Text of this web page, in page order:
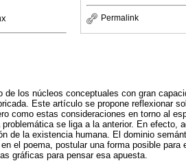
Permalink
los núcleos conceptuales con gran
Este artículo se propone reflexionar
como estas consideraciones en torno al
se liga a la anterior. En efecto,
de la existencia humana. El dominio
el poema, postular una forma posible para
gráficas para pensar esa apuesta.